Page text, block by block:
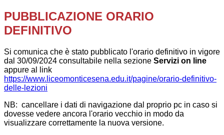
PUBBLICAZIONE ORARIO
DEFINITIVO
Si comunica che è stato pubblicato l'orario definitivo in vigore
dal 30/09/2024 consultabile nella sezione Servizi on line
appure al link
https://www.liceomonticesena.edu.it/pagine/orario-definitivo-
delle-lezioni
NB: cancellare i dati di navigazione dal proprio pc in caso si
dovesse vedere ancora l'orario vecchio in modo da
visualizzare correttamente la nuova versione.